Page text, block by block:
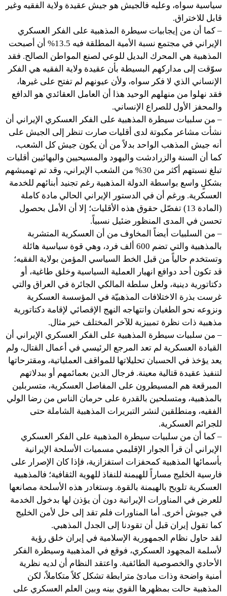
سياسية سواه، وعليه فالجيش هو جيش عقيدة ولاية الفقيه وغير
قابل للاختراق.
– كما أن من إيجابيات سيطرة المذهبية على الفكر العسكري
الإيراني في مجتمع نسبة الأمية المطلقة فيه 13.5% أن أصبحت
المذهبية هي المحرك البديل للوعي لصنع المواطن الصالح. فقد
سوّقت إلى مداركهم البسيطة بأن عقيدة ولاية الفقيه هي الفكر
الإنساني الذي لا فكر سواه، ولأن عيونهم لم تفتح على غيرها،
فقد نهلوا من منهلهم الوحيد هذا أن العامل العقائدي هو الدافع
والمحفز الأول للصراع الإنساني.
– من سلبيات سيطرة المذهبية على الفكر العسكري الإيراني أن
نشأت مشاعر مكبوتة لدى أقليات صارت تنظر إلى الجيش على
أنه جيش المذهب الواحد بدلاً من أن يكون جيش كل الشعب،
كما أن السنة والزرادشت واليهود والمسيحيين والبهائيين أقليات
تبلغ نسبتهم أكثر من 30% من الشعب الإيراني، وقد تم تهميشهم
بشكلٍ واسع بواسطة الدولة المذهبية رغم تجنيد أبنائهم للخدمة
العسكرية. ورغم أن في الدستور الإيراني الحالي مادة كاملة
(المادة 13) تفصّل حقوق هذه الأقليات؛ إلا أن الأمل بحصول
تحسن في المدى المنظور ضئيل نسبياً.
– من السلبيات أيضاً المخاوف من أن العسكرية المتشربة
بالمذهبية والتي تضم 600 ألف فرد، وهي قوة سياسية هائلة
وتستخدم حالياً من قبل الخط السياسي المؤمن بولاية الفقيه؛
قد تكون أحد دوافع انهيار العملية السياسية وخلق طاغية، أو
دكتاتورية دينية، ولعل سلطة المالكي الجائرة في العراق والتي
غرست بذرة الاختلافات المذهبيّة في المؤسسة العسكرية
ونزوعه نحو الطغيان وانتهاجه النهج الإقصائي لإقامة دكتاتورية
مذهبية ذات نظرة تمييزية للآخر المختلف خير مثال.
– من سلبيات سيطرة المذهبية على الفكر العسكري الإيراني أن
القيادة العسكرية لم تعد المرجع الرئيسي في أعمال القتال، ولم
يعد يؤخذ في الحسبان تحليلاتها للمواقف العملياتية، ومقترحاتها
لتنفيذ عقيدة قتالية معينة. فرجال الدين بعمائمهم أو ببدلاتهم
المبرقعة هم المسيطرون على المفاصل العسكرية، متسربلين
بالمذهبية، ومتسلحين بالقدرة على حرمان الناس من رضا الولي
الفقيه، ومنطلقين لنشر التبريرات المذهبية الشاملة حتى
للجرائم العسكرية.
– كما أن من سلبيات سيطرة المذهبية على الفكر العسكري
الإيراني أن قرأ الجوار الإقليمي مسميات الأسلحة الإيرانية
بأسمائها المذهبية كمحفزات استفزازية، فإذا كان الإصرار على
فارسية الخليج مساراً للهيمنة للنفاذ للهوية الثقافية؛ فالمذهبية
العسكرية تلويح بالهيمنة بالقوة. وستغادر هذه الأسلحة مصانعها
للعرض في المناورات الإيرانية دون أن يؤذن لها بدخول الخدمة
في جيوش أخرى. أما المناورات فلم تقد إلى حل لأمن الخليج
كما تقول إيران قبل أن تقودنا إلى الجدل المذهبي.
لقد حاول نظام الجمهورية الإسلامية في إيران خلق رؤية
لأسلمة المجهود العسكري، فوقع في المذهبية وسيطرة الفكر
الأحادي والخصوصية الطائفية. واعتقد النظام أن لديه نظرية
أمنية واضحة وذات مبادئ مترابطة تشكل كلاً متكاملاً، لكن
المذهبية حالت بمظهرها القوي بينه وبين العلم العسكري على